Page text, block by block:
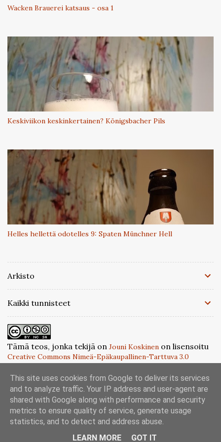
Wacken Brauerei katsaus - osa 1
Keskiviikon keskinkertainen? Königsbacher Pils
Helles hellettä odotelles 9: Spaten Münchner Hell
Arkisto
Kaikki tunnisteet
Tämä teos, jonka tekijä on Jouni Koskinen on lisensoitu
Creative Commons Nimeä-Epäkaupallinen-Tarttuva 3.0
.
Sisällön tarjoaa Blogger
This site uses cookies from Google to deliver its services
and to analyze traffic. Your IP address and user-agent are
shared with Google along with performance and security
metrics to ensure quality of service, generate usage
statistics, and to detect and address abuse.
LEARN MORE
GOT IT